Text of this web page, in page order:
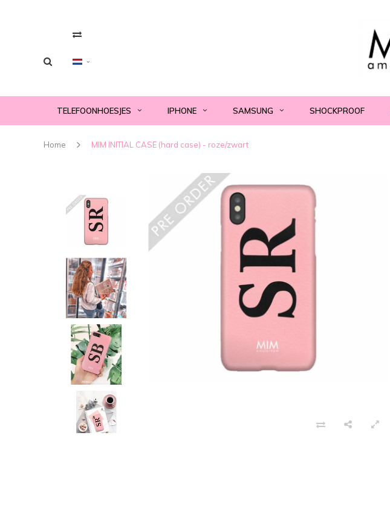
TELEFOONHOESJES IPHONE SAMSUNG SHOCKPROOF
Home MIM INITIAL CASE (hard case) - roze/zwart